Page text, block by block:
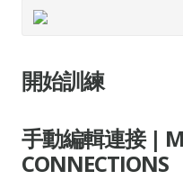
開始訓練
手動編輯連接 |
CONNECTIONS